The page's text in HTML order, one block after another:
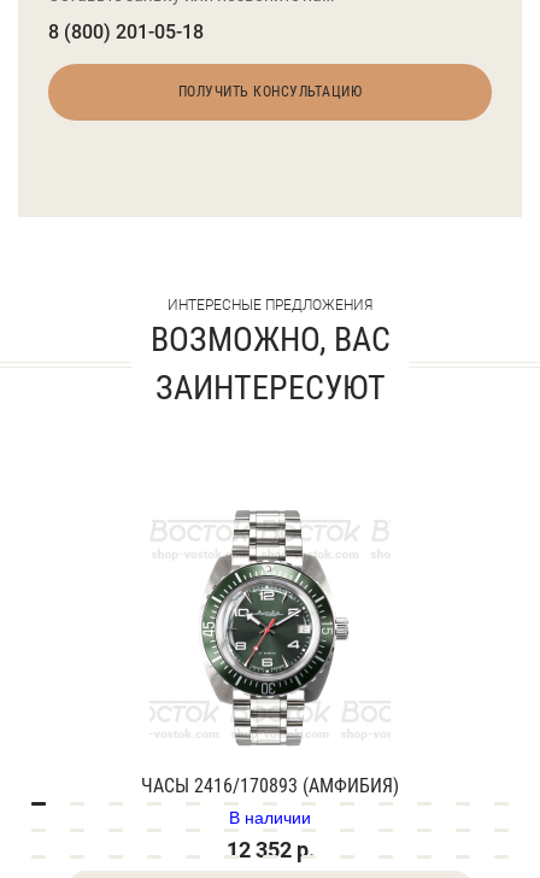
8 (800) 201-05-18
ПОЛУЧИТЬ КОНСУЛЬТАЦИЮ
ИНТЕРЕСНЫЕ ПРЕДЛОЖЕНИЯ
ВОЗМОЖНО, ВАС
ЗАИНТЕРЕСУЮТ
ЧАСЫ 2416/170893 (АМФИБИЯ)
В наличии
12 352 р.